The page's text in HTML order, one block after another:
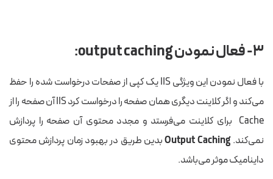
۳- فعال نمودن output caching:
با فعال نمودن این ویژگی IIS یک کپی از صفحات درخواست شده را حفظ
می‌کند و اگر کلاینت دیگری همان صفحه را درخواست کرد IIS آن صفحه را از
Cache برای کلاینت می‌فرستد و مجدد محتوی آن صفحه را پردازش
نمی‌کند.Output Cachingبدین طریق در بهبود زمان پردازش محتوی
داینامیک موثر می‌باشد.